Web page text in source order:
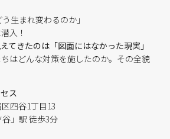
生まれ変わるのか」
入！
てきたのは「図面にはなかった現実」
はどんな対策を施したのか。その全貌
ス
四谷1丁目13
」駅 徒歩3分